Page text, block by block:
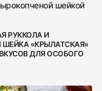
шейкой
РУККОЛА И
«КРЫЛАТСКАЯ»
ДЛЯ ОСОБОГО